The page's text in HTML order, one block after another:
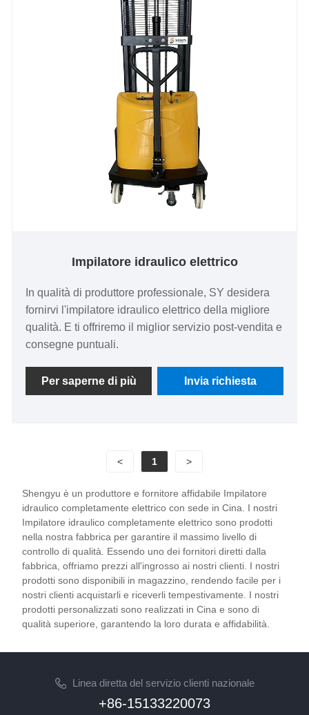
Impilatore idraulico elettrico
In qualità di produttore professionale, SY desidera
fornirvi l'impilatore idraulico elettrico della migliore
qualità. E ti offriremo il miglior servizio post-vendita e
consegne puntuali.
Per saperne di più Invia richiesta
< 1 >
Shengyu è un produttore e fornitore affidabile Impilatore
idraulico completamente elettrico con sede in Cina. I nostri
Impilatore idraulico completamente elettrico sono prodotti
nella nostra fabbrica per garantire il massimo livello di
controllo di qualità. Essendo uno dei fornitori diretti dalla
fabbrica, offriamo prezzi all'ingrosso ai nostri clienti. I nostri
prodotti sono disponibili in magazzino, rendendo facile per i
nostri clienti acquistarli e riceverli tempestivamente. I nostri
prodotti personalizzati sono realizzati in Cina e sono di
qualità superiore, garantendo la loro durata e affidabilità.
Linea diretta del servizio clienti nazionale
+86-15133220073